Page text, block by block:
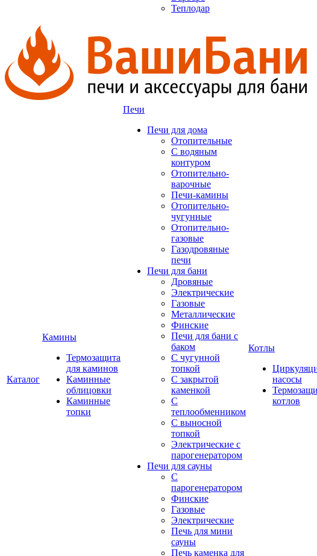
Теплодар
Каталог
Камины
Термозащита
для каминов
Каминные
облицовки
Каминные
топки
Печи
Печи для дома
Отопительные
C водяным
контуром
Отопительно-
варочные
Печи-камины
Отопительно-
чугунные
Отопительно-
газовые
Газодровяные
печи
Печи для бани
Дровяные
Электрические
Газовые
Металлические
Финские
Печи для бани с
баком
С чугунной
топкой
С закрытой
каменкой
С
теплообменником
С выносной
топкой
Электрические с
парогенератором
Печи для сауны
С
парогенератором
Финские
Газовые
Электрические
Печь для мини
сауны
Печь каменка для
Котлы
насосы
котлов